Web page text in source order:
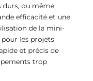
durs, ou même
efficacité et une
de la mini-
pour les projets
et précis de
trop